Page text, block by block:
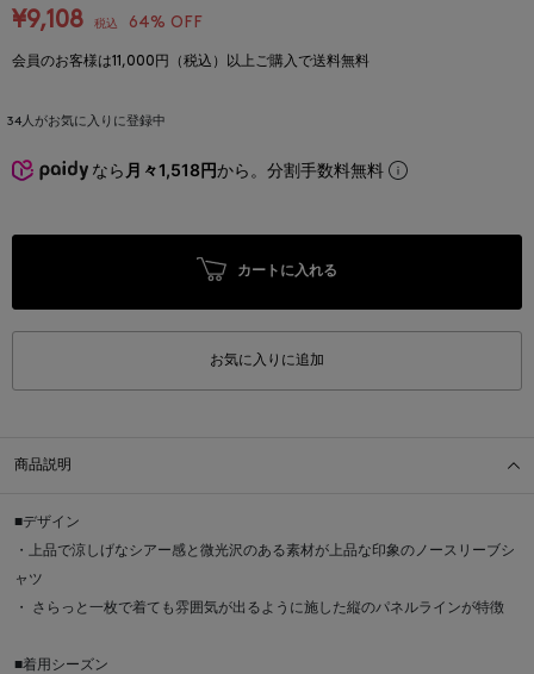
¥9,108
税込 64% OFF
会員のお客様は11,000円（税込）以上ご購入で送料無料
34人がお気に入りに登録中
なら 月々1,518円から。分割手数料無料
カートに入れる
お気に入りに追加
商品説明
■デザイン
・上品で涼しげなシアー感と微光沢のある素材が上品な印象のノースリーブシ
ャツ
・ さらっと一枚で着ても雰囲気が出るように施した縦のパネルラインが特徴
■着用シーズン